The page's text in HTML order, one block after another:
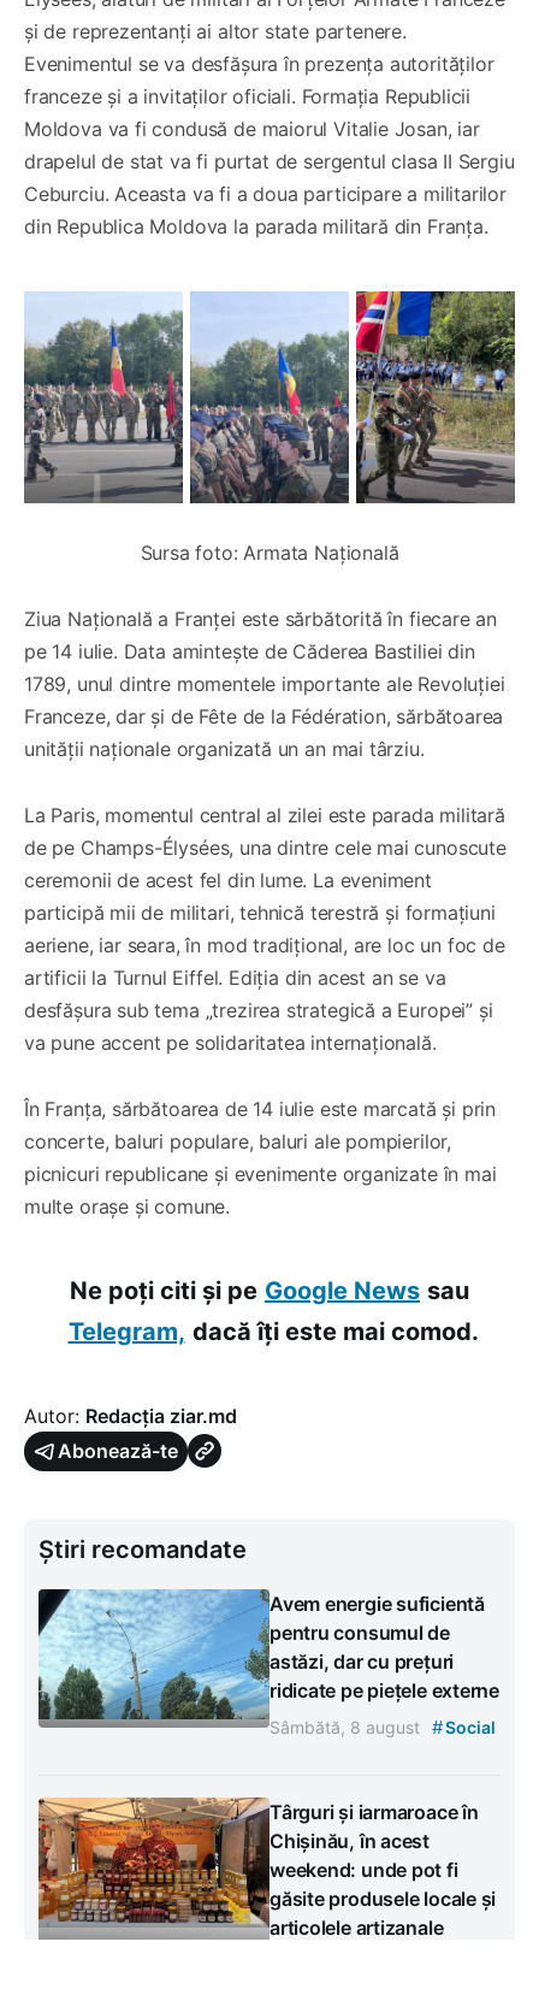
și de reprezentanți ai altor state partenere.
Evenimentul se va desfășura în prezența autorităților
franceze și a invitaților oficiali. Formația Republicii
Moldova va fi condusă de maiorul Vitalie Josan, iar
drapelul de stat va fi purtat de sergentul clasa II Sergiu
Ceburciu. Aceasta va fi a doua participare a militarilor
din Republica Moldova la parada militară din Franța.
Sursa foto: Armata Națională
Ziua Națională a Franței este sărbătorită în fiecare an
pe 14 iulie. Data amintește de Căderea Bastiliei din
1789, unul dintre momentele importante ale Revoluției
Franceze, dar și de Fête de la Fédération, sărbătoarea
unității naționale organizată un an mai târziu.
La Paris, momentul central al zilei este parada militară
de pe Champs-Élysées, una dintre cele mai cunoscute
ceremonii de acest fel din lume. La eveniment
participă mii de militari, tehnică terestră și formațiuni
aeriene, iar seara, în mod tradițional, are loc un foc de
artificii la Turnul Eiffel. Ediția din acest an se va
desfășura sub tema „trezirea strategică a Europei” și
va pune accent pe solidaritatea internațională.
În Franța, sărbătoarea de 14 iulie este marcată și prin
concerte, baluri populare, baluri ale pompierilor,
picnicuri republicane și evenimente organizate în mai
multe orașe și comune.
Ne poți citi și pe Google News sau
Telegram, dacă îți este mai comod.
Autor: Redacția ziar.md
Abonează-te
Știri recomandate
Avem energie suficientă
pentru consumul de
astăzi, dar cu prețuri
ridicate pe piețele externe
Sâmbătă, 8 august #Social
Târguri și iarmaroace în
Chișinău, în acest
weekend: unde pot fi
găsite produsele locale și
articolele artizanale